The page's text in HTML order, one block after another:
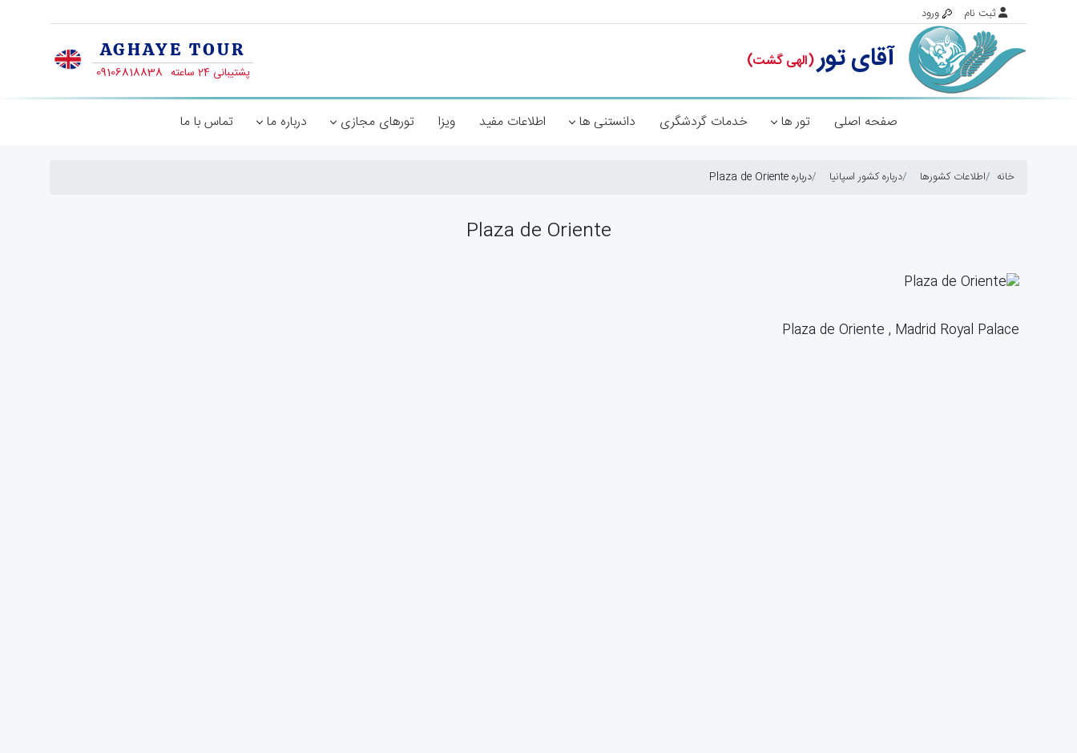
صفحه اصلی تور ها خدمات گردشگری دانستنی ها اطلاعات مفید ویزا تورهای مجازی درباره ما تماس با ما
خانه اطلاعات کشورها درباره کشور اسپانیا درباره Plaza de Oriente
Plaza de Oriente
Plaza de Oriente , Madrid Royal Palace